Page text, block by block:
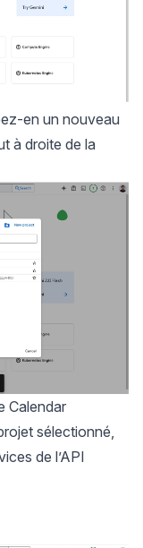
en un nouveau
à droite de la
Calendar
sélectionné,
de l’API